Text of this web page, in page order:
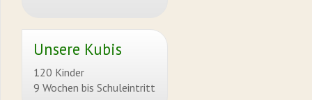
Unsere Kubis
120 Kinder
9 Wochen bis Schuleintritt